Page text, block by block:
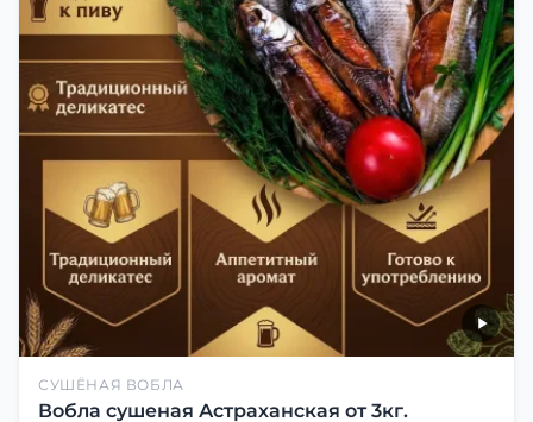
СУШЁНАЯ ВОБЛА
Вобла сушеная Астраханская от 3кг.